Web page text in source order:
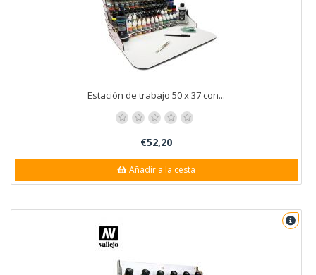
Estación de trabajo 50 x 37 con...
€52,20
Añadir a la cesta